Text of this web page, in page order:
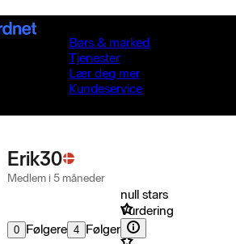
Børs & marked
Tjenester
Lær deg mer
Kundeservice
Erik30
Medlem i 5 måneder
0 Følgere 4 Følger
null stars
Vurdering